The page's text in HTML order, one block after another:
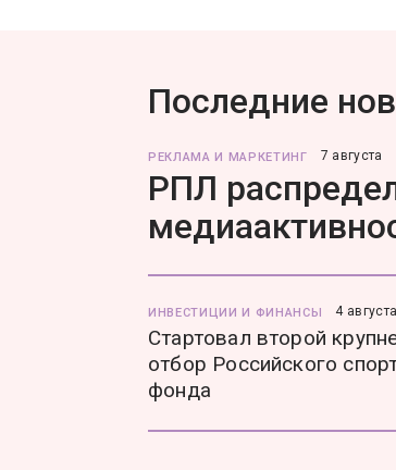
Последние
РЕКЛАМА И МАРКЕТИНГ 7 августа
РПЛ
ИНВЕСТИЦИИ И ФИНАНСЫ 4 августа
Стартовал второй
отбор Российского
фонда